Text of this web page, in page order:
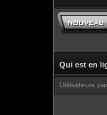
Qui est en
Utilisateurs